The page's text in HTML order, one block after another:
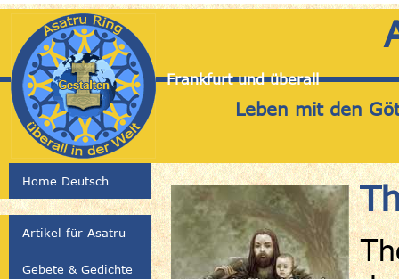
Frankfurt und überall
Leben mit den
Home Deutsch
Artikel für Asatru
Gebete & Gedichte